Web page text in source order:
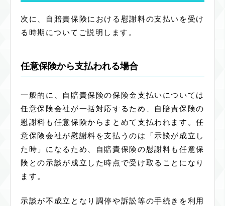
次に、自賠責保険における慰謝料の支払いを受け
る時期についてご説明します。
任意保険から支払われる場合
一般的に、自賠責保険の保険金支払いについては
任意保険会社が一括対応するため、自賠責保険の
慰謝料も任意保険からまとめて支払われます。任
意保険会社が慰謝料を支払うのは「示談が成立し
た時」になるため、自賠責保険の慰謝料も任意保
険との示談が成立した時点で受け取ることになり
ます。
示談が不成立となり調停や訴訟等の手続きを利用